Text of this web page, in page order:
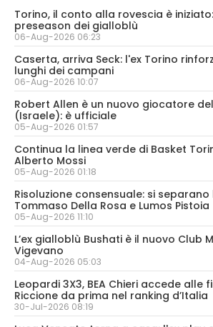
Torino, il conto alla rovescia è
preseason dei gialloblù
06-Aug-2026 06:23
Caserta, arriva Seck: l'ex Torino
lunghi dei campani
06-Aug-2026 10:07
Robert Allen è un nuovo giocatore
(Israele): è ufficiale
05-Aug-2026 01:57
Continua la linea verde di Basket
Alberto Mossi
05-Aug-2026 01:18
Risoluzione consensuale: si
Tommaso Della Rosa e Lumos Pistoia
05-Aug-2026 11:10
L’ex gialloblù Bushati è il nuovo Club
Vigevano
04-Aug-2026 05:03
Leopardi 3X3, BEA Chieri accede alle
Riccione da prima nel ranking d’Italia
30-Jul-2026 08:19